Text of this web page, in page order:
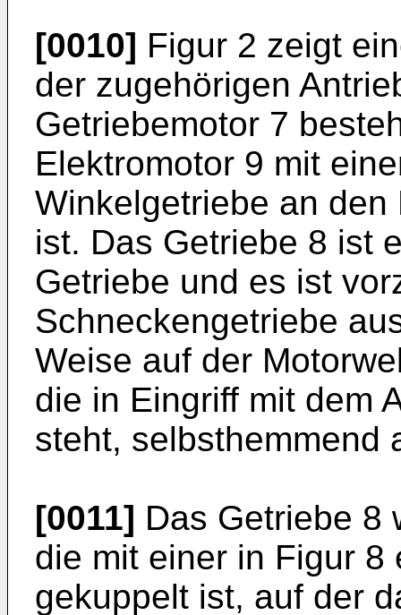
[0010] Figur 2 zeigt
der zugehörigen
Getriebemotor 7
Elektromotor 9 mit
Winkelgetriebe an
ist. Das Getriebe 8 ist
Getriebe und es ist
Schneckengetriebe
Weise auf der
die in Eingriff mit dem
steht, selbsthemmend
[0011] Das Getriebe 8
die mit einer in Figur 8
gekuppelt ist, auf der